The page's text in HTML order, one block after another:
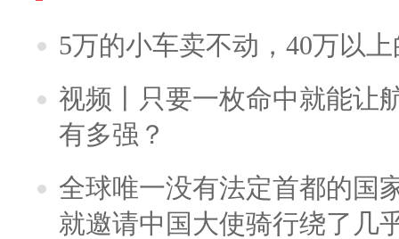
5万的小车卖不动，40万以
视频丨只要一枚命中就能让
有多强？
全球唯一没有法定首都的国
就邀请中国大使骑行绕了几